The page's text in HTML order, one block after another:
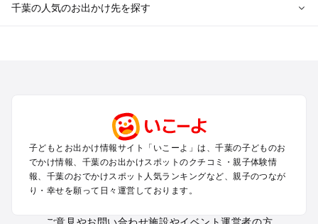
千葉の人気のお出かけ先を探す
成田・印西・酒々井のプールお出かけ
館山・南房総のプールお出かけ
九十九里・銚子のプールお出かけ
千葉市・市原のプールお出かけ
鴨川・勝浦・御宿のプールお出かけ
子どもとお出かけ情報サイト「いこーよ」は、千葉の子どものお
でかけ情報、千葉のお出かけスポットのクチコミ・親子体験情
報、千葉のおでかけスポット人気ランキングなど、親子のつなが
り・幸せを願って日々運営しております。